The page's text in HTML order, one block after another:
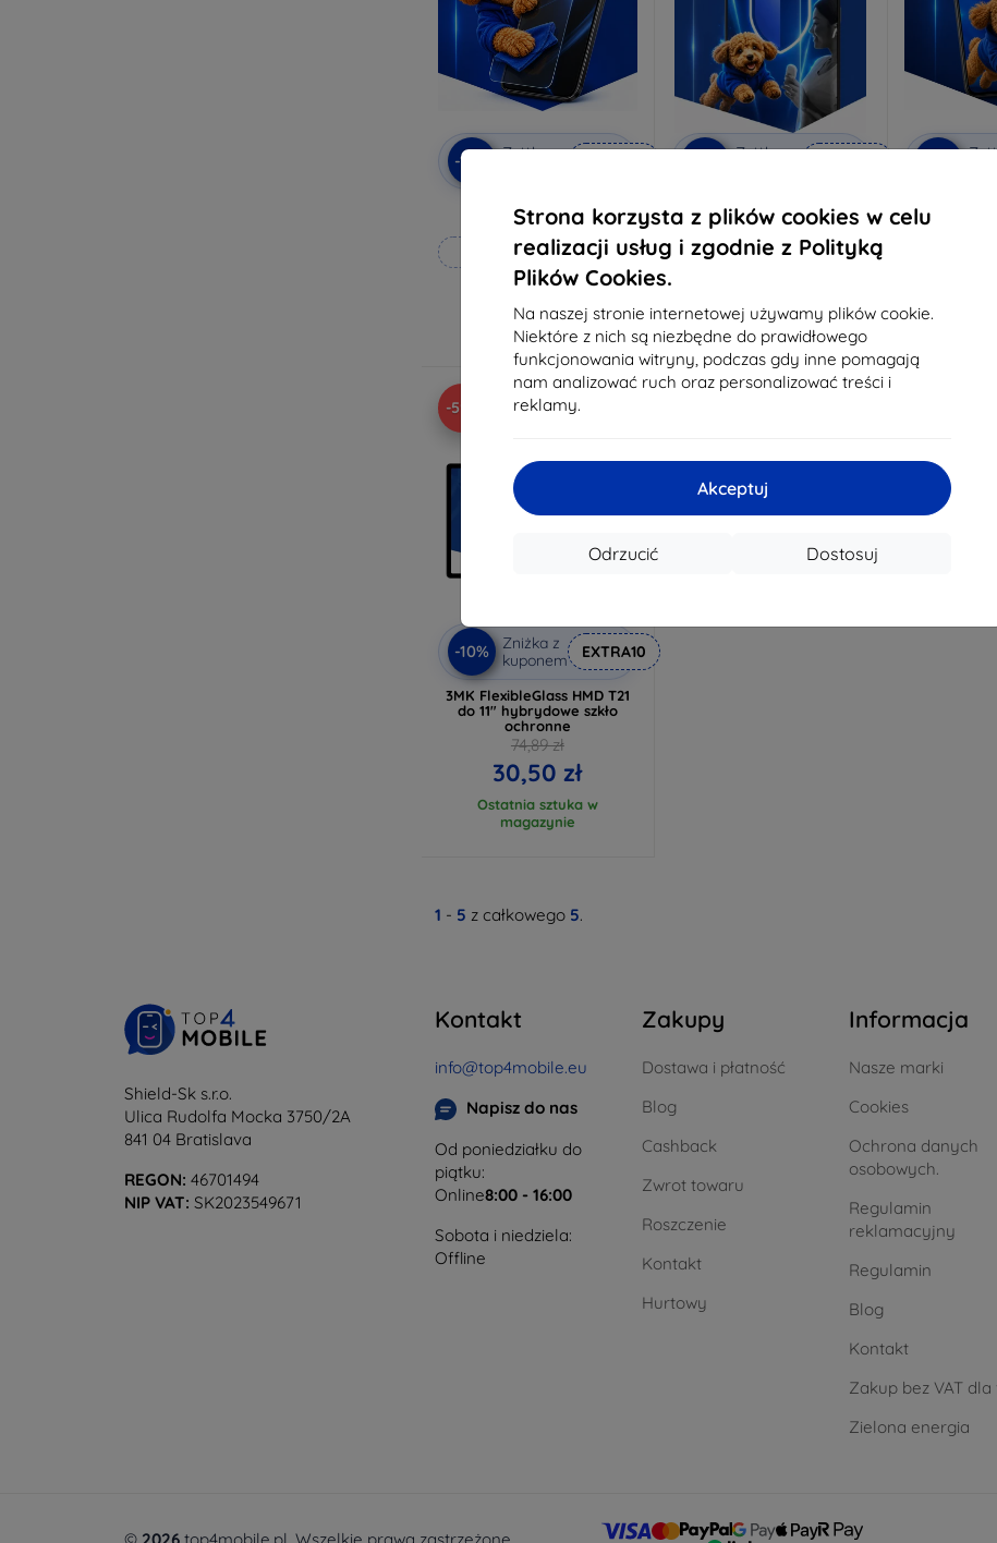
Strona korzysta z plików cookies w celu
realizacji usług i zgodnie z Polityką
Plików Cookies.
Na naszej stronie internetowej używamy plików cookie.
Niektóre z nich są niezbędne do prawidłowego
funkcjonowania witryny, podczas gdy inne pomagają
nam analizować ruch oraz personalizować treści i
reklamy.
Akceptuj
Dostosuj
Odrzucić
-10%
Zniżka z
3mk Anti-Shock szkło
ochronne
Wykonane na miarę
64,89 zł
58,40 zł
Na stanie: > 5 szt.
Zniżka z
3mk Pure Matt Szkło
ochronne
Wykonane na miarę
42,21 zł
Na stanie: > 5 szt.
3mk
Na
-59%
-10%
Zniżka z
kuponem
EXTRA10
3MK FlexibleGlass HMD T21
do 11" hybrydowe szkło
ochronne
74,89 zł
30,50 zł
Ostatnia sztuka w
magazynie
1 - 5 z całkowego 5.
Shield-Sk s.r.o.
Ulica Rudolfa Mocka 3750/2A
841 04 Bratislava
REGON: 46701494
NIP VAT: SK2023549671
Kontakt
info@top4mobile.eu
Napisz do nas
Od poniedziałku do
piątku:
Online8:00 - 16:00
Sobota i niedziela:
Offline
Zakupy
Dostawa i płatność
Blog
Cashback
Zwrot towaru
Roszczenie
Kontakt
Hurtowy
Informacja
Nasze marki
Cookies
Ochrona danych
osobowych.
Regulamin
reklamacyjny
Regulamin
Blog
Kontakt
Zakup bez VAT
Zielona energia